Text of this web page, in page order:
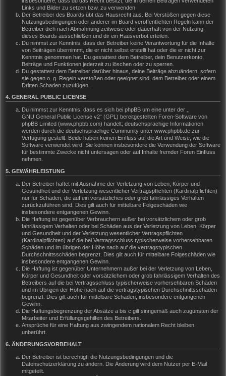
Links und Bilder zu setzen bzw. zu verwenden.
Der Betreiber des Boards übt das Hausrecht aus. Bei Verstößen gegen diese
Nutzungsbedingungen oder anderer im Board veröffentlichten Regeln kann der
Betreiber dich nach Abmahnung zeitweise oder dauerhaft von der Nutzung
dieses Boards ausschließen und dir ein Hausverbot erteilen.
Du nimmst zur Kenntnis, dass der Betreiber keine Verantwortung für die Inhalte
von Beiträgen übernimmt, die er nicht selbst erstellt hat oder die er nicht zur
Kenntnis genommen hat. Du gestattest dem Betreiber, dein Benutzerkonto,
Beiträge und Funktionen jederzeit zu löschen oder zu sperren.
Du gestattest dem Betreiber darüber hinaus, deine Beiträge abzuändern, sofern
sie gegen o. g. Regeln verstoßen oder geeignet sind, dem Betreiber oder einem
Dritten Schaden zuzufügen.
4. GENERAL PUBLIC LICENSE
Du nimmst zur Kenntnis, dass es sich bei phpBB um eine unter der „
GNU General Public License v2“ (GPL) bereitgestellten Foren-Software von
phpBB Limited (www.phpbb.com) handelt; deutschsprachige Informationen
werden durch die deutschsprachige Community unter www.phpbb.de zur
Verfügung gestellt. Beide haben keinen Einfluss auf die Art und Weise, wie die
Software verwendet wird. Sie können insbesondere die Verwendung der Software
für bestimmte Zwecke nicht untersagen oder auf Inhalte fremder Foren Einfluss
nehmen.
5. GEWÄHRLEISTUNG
Der Betreiber haftet mit Ausnahme der Verletzung von Leben, Körper und
Gesundheit und der Verletzung wesentlicher Vertragspflichten (Kardinalpflichten)
nur für Schäden, die auf ein vorsätzliches oder grob fahrlässiges Verhalten
zurückzuführen sind. Dies gilt auch für mittelbare Folgeschäden wie
insbesondere entgangenen Gewinn.
Die Haftung ist gegenüber Verbrauchern außer bei vorsätzlichem oder grob
fahrlässigem Verhalten oder bei Schäden aus der Verletzung von Leben, Körper
und Gesundheit und der Verletzung wesentlicher Vertragspflichten
(Kardinalpflichten) auf die bei Vertragsschluss typischerweise vorhersehbaren
Schäden und im übrigen der Höhe nach auf die vertragstypischen
Durchschnittsschäden begrenzt. Dies gilt auch für mittelbare Folgeschäden wie
insbesondere entgangenen Gewinn.
Die Haftung ist gegenüber Unternehmern außer bei der Verletzung von Leben,
Körper und Gesundheit oder vorsätzlichem oder grob fahrlässigem Verhalten des
Betreibers auf die bei Vertragsschluss typischerweise vorhersehbaren Schäden
und im Übrigen der Höhe nach auf die vertragstypischen Durchschnittsschäden
begrenzt. Dies gilt auch für mittelbare Schäden, insbesondere entgangenen
Gewinn.
Die Haftungsbegrenzung der Absätze a bis c gilt sinngemäß auch zugunsten der
Mitarbeiter und Erfüllungsgehilfen des Betreibers.
Ansprüche für eine Haftung aus zwingendem nationalem Recht bleiben
unberührt.
6. ÄNDERUNGSVORBEHALT
Der Betreiber ist berechtigt, die Nutzungsbedingungen und die
Datenschutzerklärung zu ändern. Die Änderung wird dem Nutzer per E-Mail
mitgeteilt.